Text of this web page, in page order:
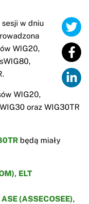
w dniu
WIG20,
WIG20,
oraz WIG30TR
będą miały
, ELT
ASE (ASSECOSEE),